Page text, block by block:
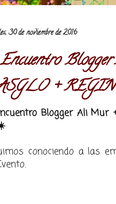
30 de noviembre de 2016
+
Blogger Ali Mur +
conociendo a las